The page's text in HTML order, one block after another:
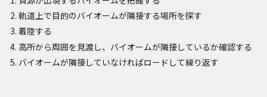
軌道上で目的のバイオームが隣接する場所を探す
着陸する
高所から周囲を見渡し、バイオームが隣接しているか確認する
バイオームが隣接していなければロードして繰り返す